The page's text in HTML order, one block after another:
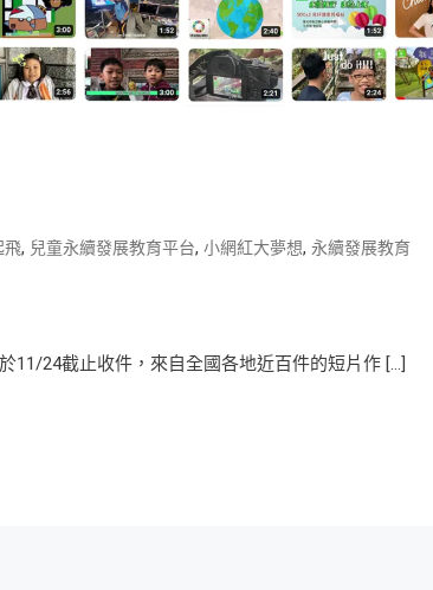
飛, 兒童永續發展教育平台, 小網紅大夢想, 永續發展教育
11/24截止收件，來自全國各地近百件的短片作 […]